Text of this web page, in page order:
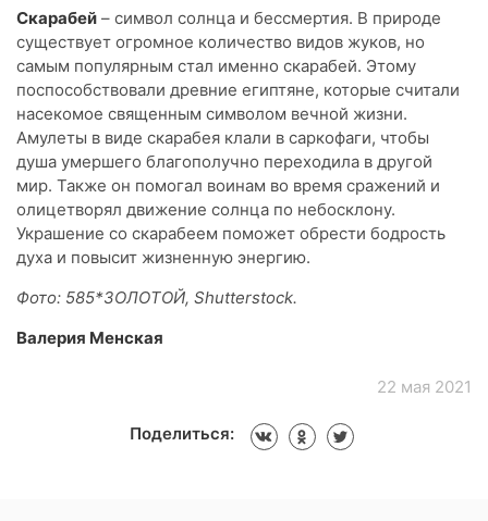
Скарабей – символ солнца и бессмертия. В природе
существует огромное количество видов жуков, но
самым популярным стал именно скарабей. Этому
поспособствовали древние египтяне, которые считали
насекомое священным символом вечной жизни.
Амулеты в виде скарабея клали в саркофаги, чтобы
душа умершего благополучно переходила в другой
мир. Также он помогал воинам во время сражений и
олицетворял движение солнца по небосклону.
Украшение со скарабеем поможет обрести бодрость
духа и повысит жизненную энергию.
Фото: 585*ЗОЛОТОЙ, Shutterstock.
Валерия Менская
22 мая 2021
Поделиться: